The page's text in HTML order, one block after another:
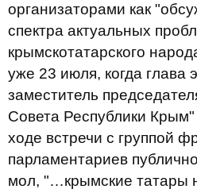
организаторами как
спектра актуальных
крымскотатарского
уже 23 июля, когда глава
заместитель
Совета Республики
ходе встречи с группой
парламентариев
мол, "…крымские татары